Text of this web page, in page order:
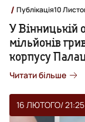
Публікація10
У Вінницькій
мільйонів
корпусу
Читати більше
16 ЛЮТОГО/ 21:25